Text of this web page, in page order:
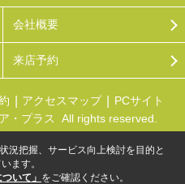
会社概要
来店予約
アクセスマップ
PCサイト
・プラス All rights reserved.
況把握、サービス向上検討を目的と
ます。
いて」 をご確認ください。